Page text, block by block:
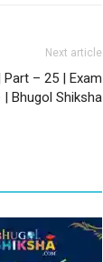
Next article
Part – 25 | Exam
| Bhugol Shiksha